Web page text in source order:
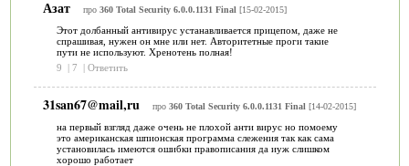
Азат про 360 Total Security 6.0.0.1131 Final [15-02-2015]
Этот долбанный антивирус устанавливается прицепом, даже не
спрашивая, нужен он мне или нет. Авторитетные проги такие
пути не используют. Хренотень полная!
9
| 7 | Ответить
31san67@mail,ru про 360 Total Security 6.0.0.1131 Final [14-02-2015]
на первый взгляд даже очень не плохой анти вирус но помоему
это американская шпионская программа слежения так как сама
установилась имеются ошибки правописания да иуж слишком
хорошо работает